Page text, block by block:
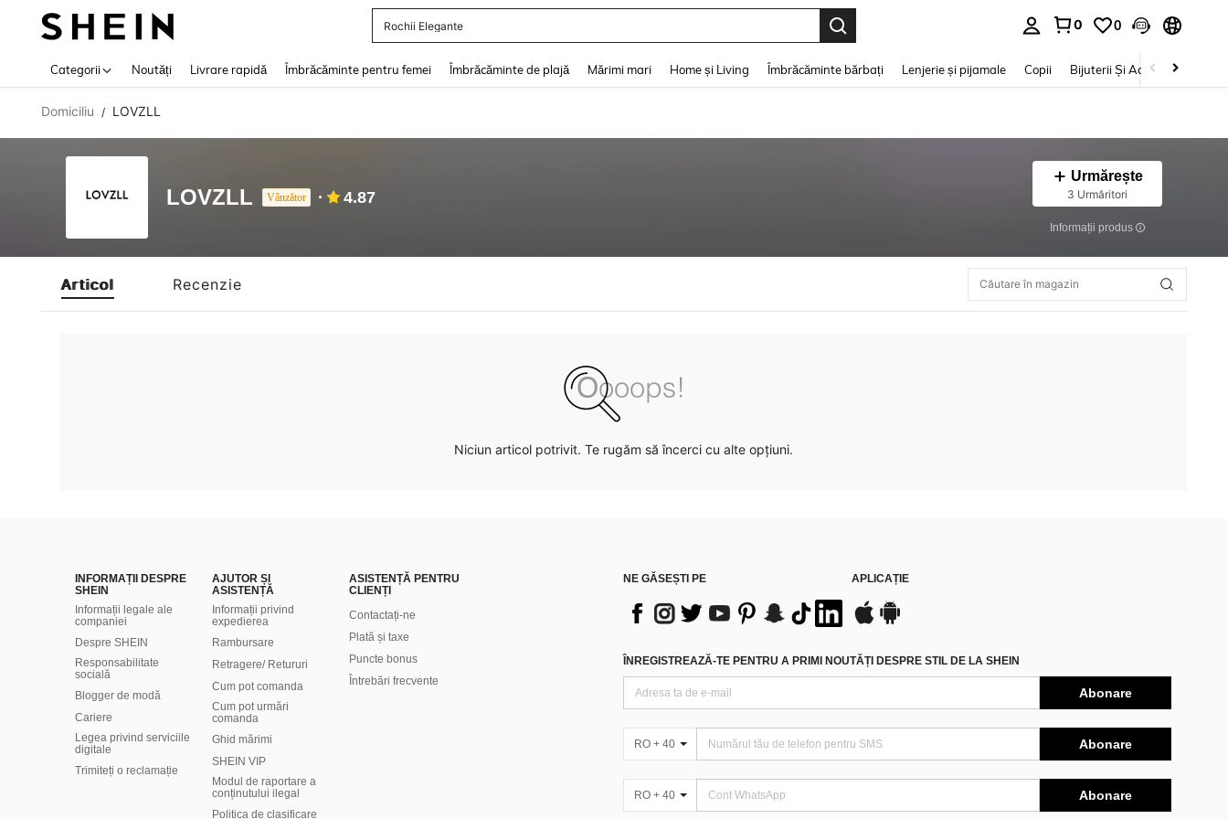
Rochii Elegante
0 0
Categorii Noutăți Livrare rapidă Îmbrăcăminte pentru femei Îmbrăcăminte de plajă Mărimi mari Home și Living Îmbrăcăminte bărbați Lenjerie și pijamale Copii Bijuterii Și Accesorii
Domiciliu / LOVZLL
LOVZLL Vânzător 4.87
Urmărește
3 Urmăritori
Informații produs
Articol Recenzie
Niciun articol potrivit. Te rugăm să încerci cu alte opțiuni.
INFORMAȚII DESPRE
SHEIN
Informații legale ale
companiei
Despre SHEIN
Responsabilitate
socială
Blogger de modă
Cariere
Legea privind serviciile
digitale
Trimiteți o reclamație
AJUTOR ȘI
ASISTENȚĂ
Informații privind
expedierea
Rambursare
Retragere/ Retururi
Cum pot comanda
Cum pot urmări
comanda
Ghid mărimi
SHEIN VIP
Modul de raportare a
conținutului ilegal
Politica de clasificare
ASISTENȚĂ PENTRU
CLIENȚI
Contactați-ne
Plată și taxe
Puncte bonus
Întrebări frecvente
NE GĂSEȘTI PE APLICAȚIE
ÎNREGISTREAZĂ-TE PENTRU A PRIMI NOUTĂȚI DESPRE STIL DE LA SHEIN
Abonare
RO + 40 Abonare
RO + 40 Abonare